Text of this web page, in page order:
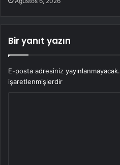
Bir yanıt yazın
E-posta adresiniz yayınlanmayacak.
işaretlenmişlerdir